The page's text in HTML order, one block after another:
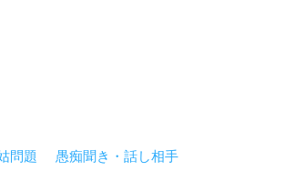
問題
愚痴聞き・話し相手